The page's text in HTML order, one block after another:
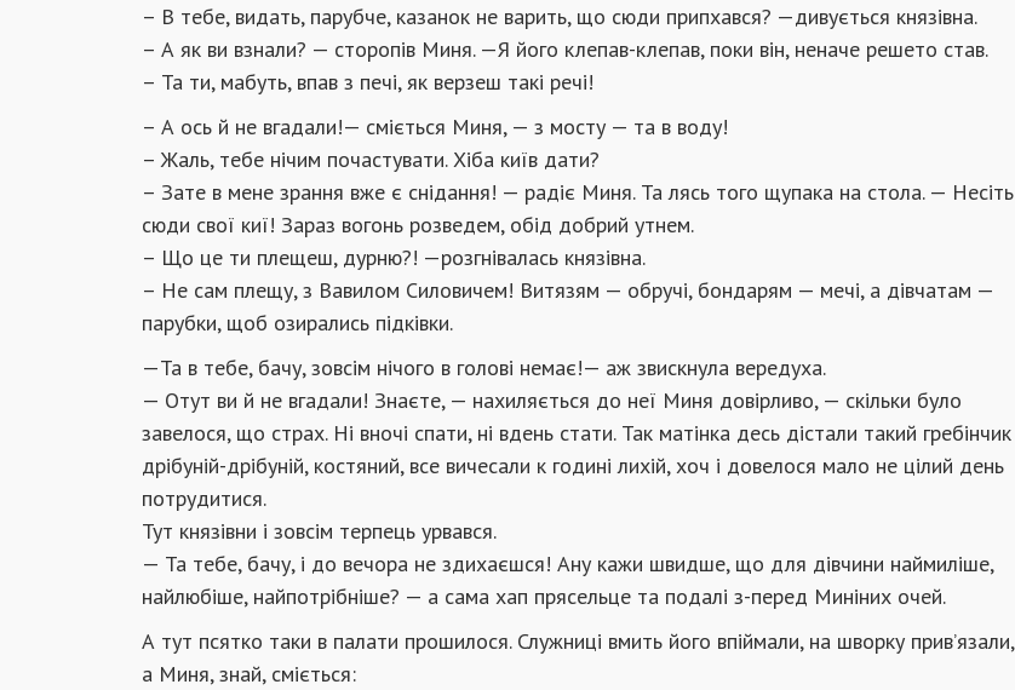
– В тебе, видать, парубче, казанок не варить, що сюди припхався? —дивується князівна.
– А як ви взнали? — сторопів Миня. —Я його клепав-клепав, поки він, неначе решето став.
– Та ти, мабуть, впав з печі, як верзеш такі речі!
– А ось й не вгадали!— сміється Миня, — з мосту — та в воду!
– Жаль, тебе нічим почастувати. Хіба київ дати?
– Зате в мене зрання вже є снідання! — радіє Миня. Та лясь того щупака на стола. — Несіть
сюди свої киї! Зараз вогонь розведем, обід добрий утнем.
– Що це ти плещеш, дурню?! —розгнівалась князівна.
– Не сам плещу, з Вавилом Силовичем! Витязям — обручі, бондарям — мечі, а дівчатам —
парубки, щоб озирались підківки.
—Та в тебе, бачу, зовсім нічого в голові немає!— аж звискнула вередуха.
— Отут ви й не вгадали! Знаєте, — нахиляється до неї Миня довірливо, — скільки було
завелося, що страх. Ні вночі спати, ні вдень стати. Так матінка десь дістали такий гребінчик
дрібуній-дрібуній, костяний, все вичесали к годині лихій, хоч і довелося мало не цілий день
потрудитися.
Тут князівни і зовсім терпець урвався.
— Та тебе, бачу, і до вечора не здихаєшся! Ану кажи швидше, що для дівчини наймиліше,
найлюбіше, найпотрібніше? — а сама хап прясельце та подалі з-перед Миніних очей.
А тут псятко таки в палати прошилося. Служниці вмить його впіймали, на шворку прив’язали,
а Миня, знай, сміється: